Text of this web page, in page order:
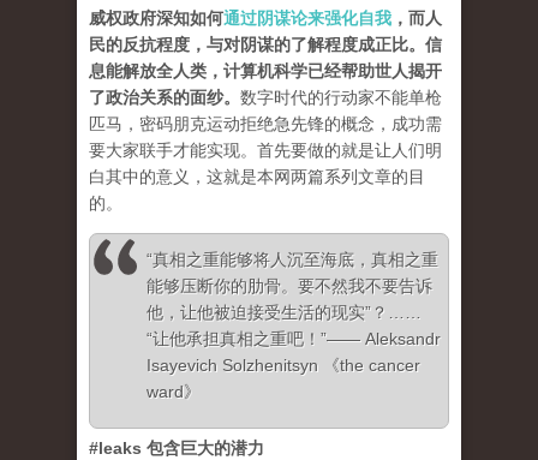
威权政府深知如何通过阴谋论来强化自我 ，而人
民的反抗程度，与对阴谋的了解程度成正比。信
息能解放全人类，计算机科学已经帮助世人揭开
了政治关系的面纱。 数字时代的行动家不能单枪
匹马，密码朋克运动拒绝急先锋的概念，成功需
要大家联手才能实现。首先要做的就是让人们明
白其中的意义，这就是本网两篇系列文章的目
的。
“真相之重能够将人沉至海底，真相之重
能够压断你的肋骨。要不然我不要告诉
他，让他被迫接受生活的现实”？……
“让他承担真相之重吧！”—— Aleksandr
Isayevich Solzhenitsyn 《the cancer
ward》
#leaks 包含巨大的潜力